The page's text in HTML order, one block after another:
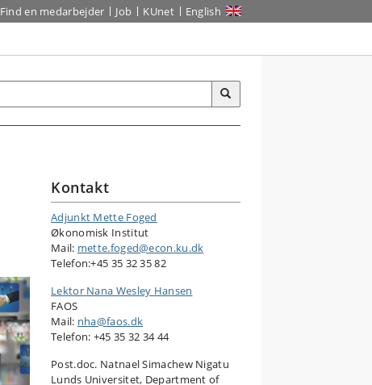
Find en medarbejder Job KUnet English
Kontakt
Adjunkt Mette Foged
Økonomisk Institut
Mail: mette.foged@econ.ku.dk
Telefon:+45 35 32 35 82
Lektor Nana Wesley Hansen
FAOS
Mail: nha@faos.dk
Telefon: +45 35 32 34 44
Post.doc. Natnael Simachew Nigatu
Lunds Universitet, Department of